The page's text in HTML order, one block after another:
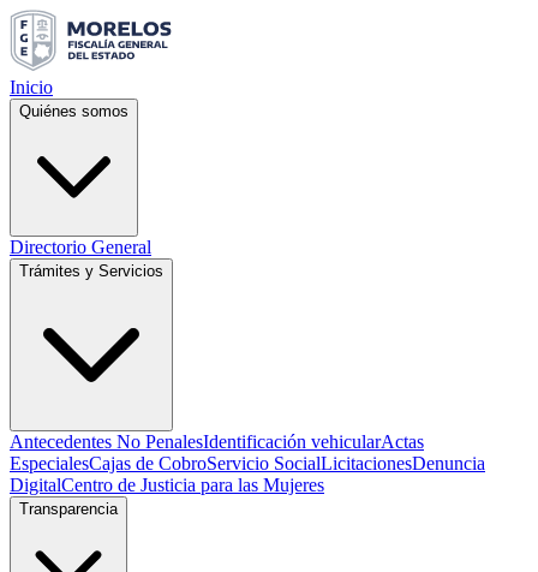
Inicio
Quiénes somos
Directorio General
Trámites y Servicios
Antecedentes No PenalesIdentificación vehicularActas
EspecialesCajas de CobroServicio SocialLicitacionesDenuncia
DigitalCentro de Justicia para las Mujeres
Transparencia